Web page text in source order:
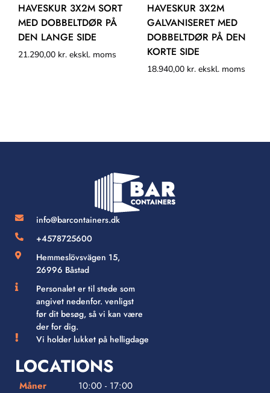
HAVESKUR 3X2M SORT
MED DOBBELTDØR PÅ
DEN LANGE SIDE
21.290,00 kr. ekskl. moms
HAVESKUR 3X2M
GALVANISERET MED
DOBBELTDØR PÅ DEN
KORTE SIDE
18.940,00 kr. ekskl. moms
info@barcontainers.dk
+4578725600
Hemmeslövsvägen 15,
26996 Båstad
Personalet er til stede som
angivet nedenfor. venligst
før dit besøg, så vi kan være
der for dig.
Vi holder lukket på helligdage
LOCATIONS
Måner
10:00 - 17:00